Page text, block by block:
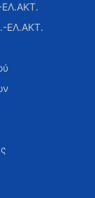
ΕΛ.ΑΚΤ.
ΕΛ.ΑΚΤ.